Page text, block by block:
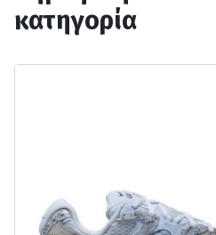
κατηγορία